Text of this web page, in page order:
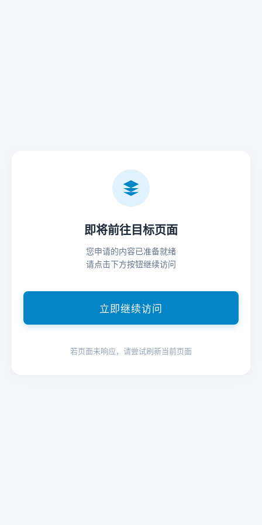
即将前往目标页面
您申请的内容已准备就绪
请点击下方按钮继续访问
立即继续访问
若页面未响应，请尝试刷新当前页面